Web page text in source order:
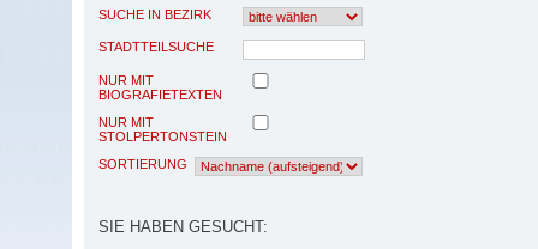
SUCHE IN BEZIRK
STADTTEILSUCHE
NUR MIT
BIOGRAFIETEXTEN
NUR MIT
STOLPERTONSTEIN
SORTIERUNG
SIE HABEN GESUCHT: